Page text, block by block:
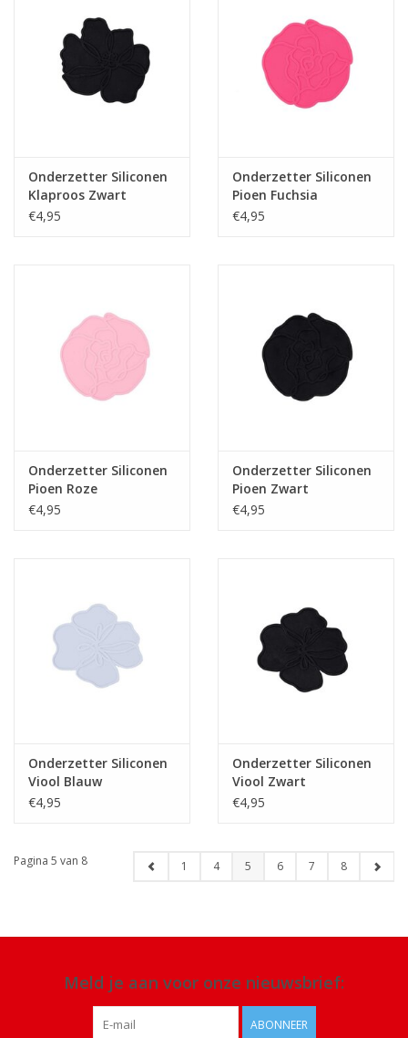
Onderzetter Siliconen
Klaproos Zwart
€4,95
Onderzetter Siliconen
Pioen Fuchsia
€4,95
Onderzetter Siliconen
Pioen Roze
€4,95
Onderzetter Siliconen
Pioen Zwart
€4,95
Onderzetter Siliconen
Viool Blauw
€4,95
Onderzetter Siliconen
Viool Zwart
€4,95
Pagina 5 van 8 1 4 5 6 7 8
Meld je aan voor onze nieuwsbrief:
ABONNEER